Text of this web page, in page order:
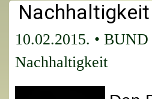
Nachhaltigkeit
10.02.2015. • BUND
Nachhaltigkeit